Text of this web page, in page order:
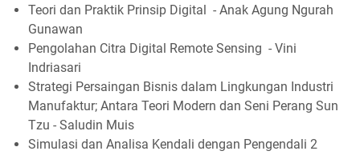
Teori dan Praktik Prinsip Digital - Anak Agung Ngurah
Gunawan
Pengolahan Citra Digital Remote Sensing - Vini
Indriasari
Strategi Persaingan Bisnis dalam Lingkungan Industri
Manufaktur; Antara Teori Modern dan Seni Perang Sun
Tzu - Saludin Muis
Simulasi dan Analisa Kendali dengan Pengendali 2